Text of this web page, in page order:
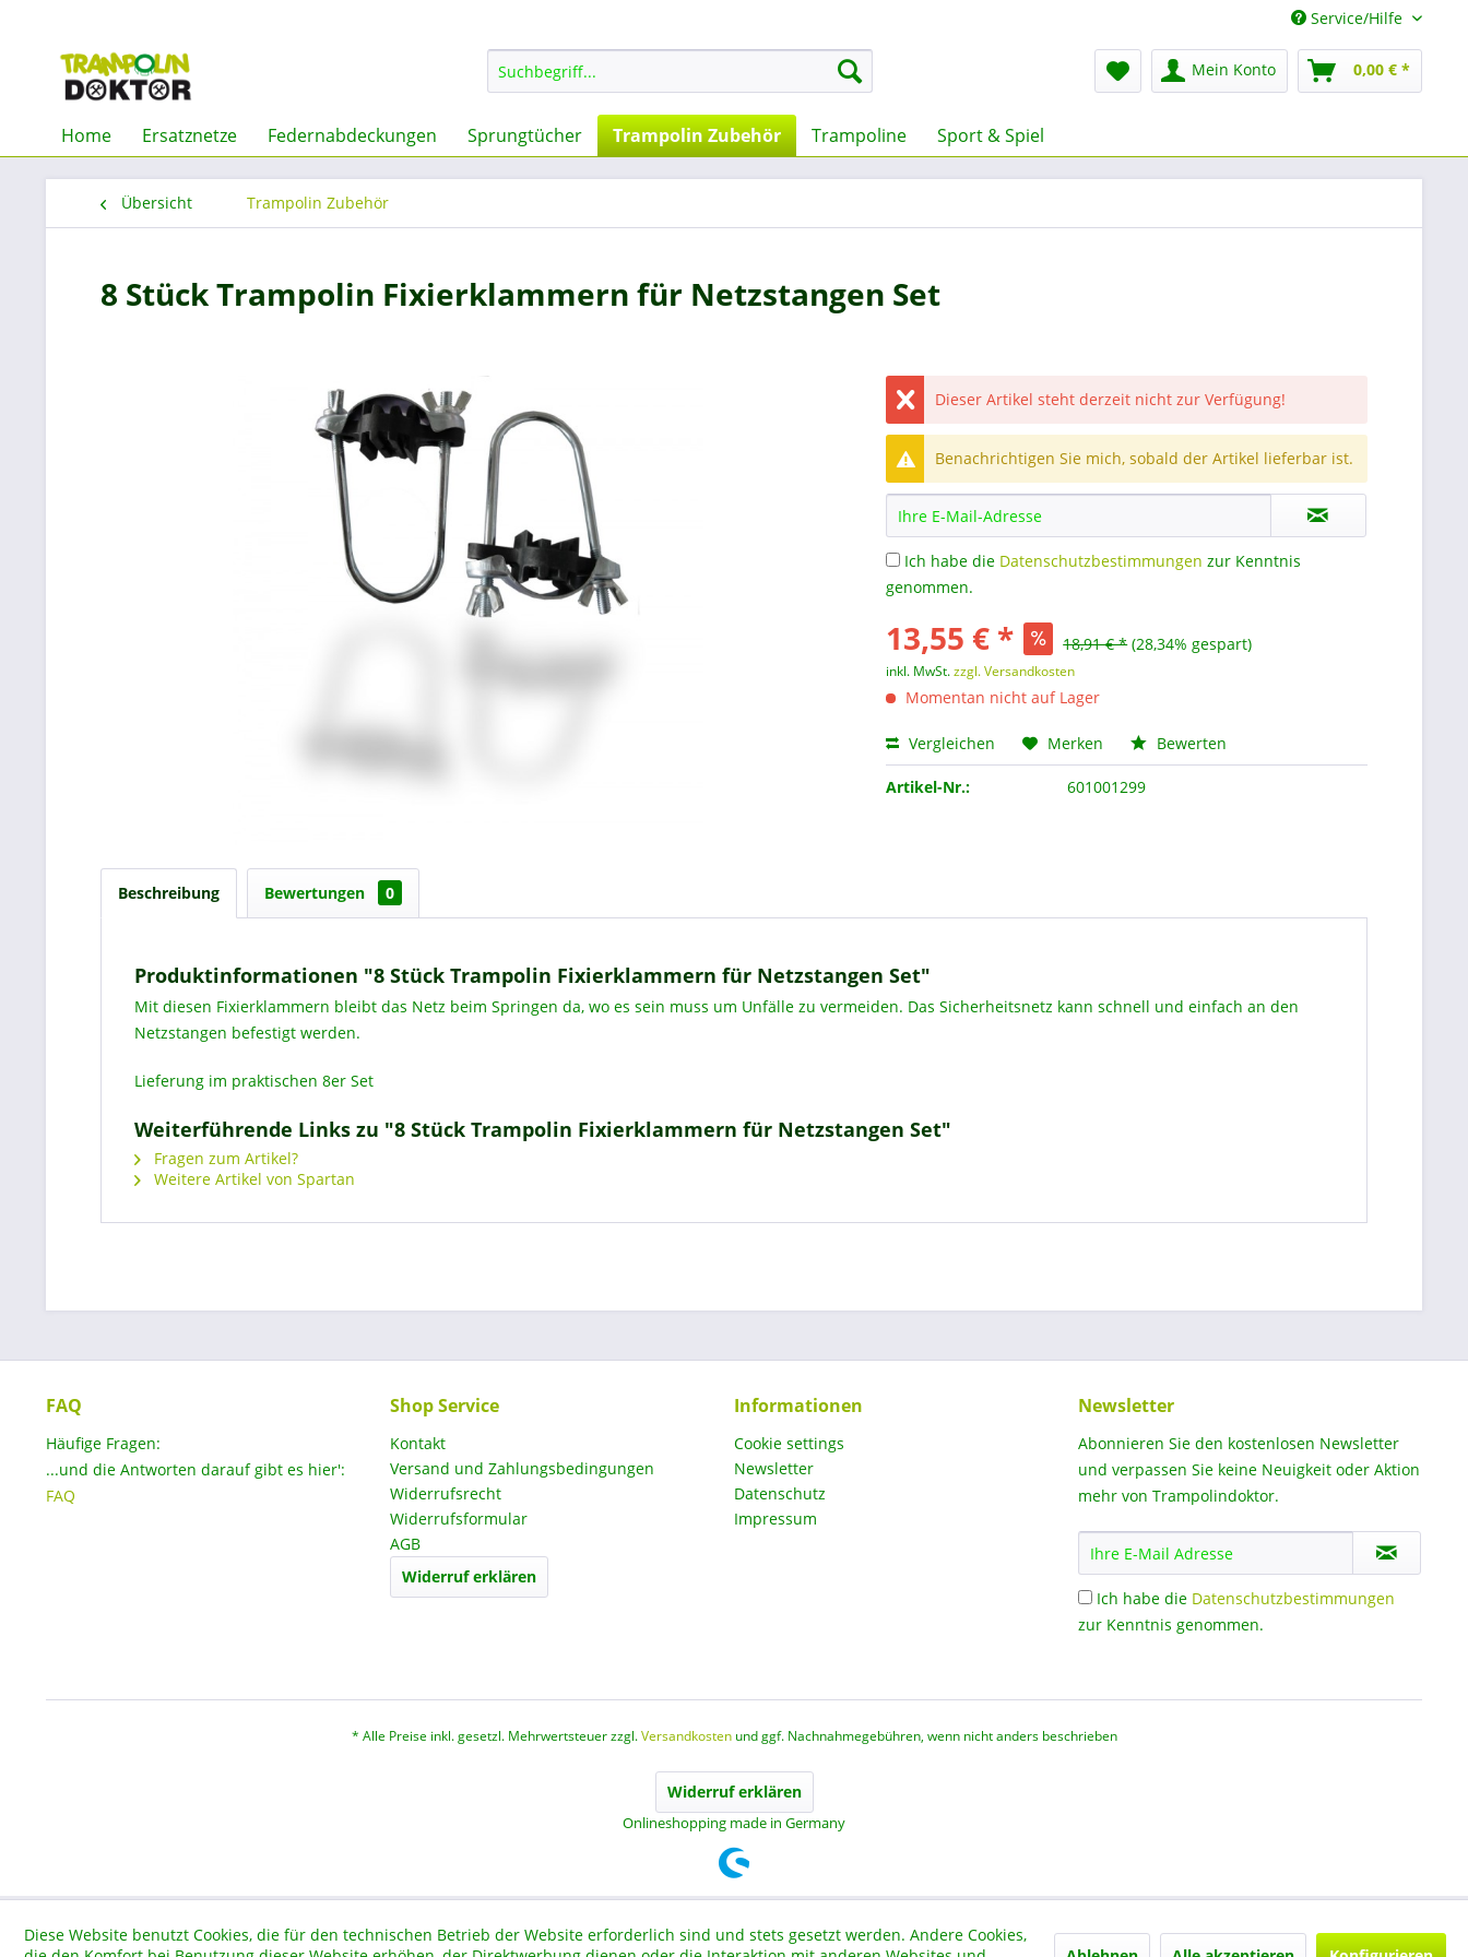
Service/Hilfe
Mein Konto 0,00 € *
Home Ersatznetze Federnabdeckungen Sprungtücher Trampolin Zubehör Trampoline Sport & Spiel
Übersicht Trampolin Zubehör
8 Stück Trampolin Fixierklammern für Netzstangen Set
Dieser Artikel steht derzeit nicht zur Verfügung!
Benachrichtigen Sie mich, sobald der Artikel lieferbar ist.
Ich habe die Datenschutzbestimmungen zur Kenntnis
genommen.
13,55 € * 18,91 € * (28,34% gespart)
inkl. MwSt.zzgl. Versandkosten
Momentan nicht auf Lager
Vergleichen Merken Bewerten
Artikel-Nr.: 601001299
Beschreibung Bewertungen 0
Produktinformationen "8 Stück Trampolin Fixierklammern für Netzstangen Set"
Mit diesen Fixierklammern bleibt das Netz beim Springen da, wo es sein muss um Unfälle zu vermeiden. Das Sicherheitsnetz kann schnell und einfach an den
Netzstangen befestigt werden.
Lieferung im praktischen 8er Set
Weiterführende Links zu "8 Stück Trampolin Fixierklammern für Netzstangen Set"
Fragen zum Artikel?
Weitere Artikel von Spartan
FAQ
Häufige Fragen:
...und die Antworten darauf gibt es hier':
FAQ
Shop Service
Kontakt
Versand und Zahlungsbedingungen
Widerrufsrecht
Widerrufsformular
AGB
Widerruf erklären
Informationen
Cookie settings
Newsletter
Datenschutz
Impressum
Newsletter
Abonnieren Sie den kostenlosen Newsletter
und verpassen Sie keine Neuigkeit oder Aktion
mehr von Trampolindoktor.
Ich habe die Datenschutzbestimmungen
zur Kenntnis genommen.
* Alle Preise inkl. gesetzl. Mehrwertsteuer zzgl.Versandkostenund ggf. Nachnahmegebühren, wenn nicht anders beschrieben
Widerruf erklären
Onlineshopping made in Germany
Diese Website benutzt Cookies, die für den technischen Betrieb der Website erforderlich sind und stets gesetzt werden. Andere Cookies,